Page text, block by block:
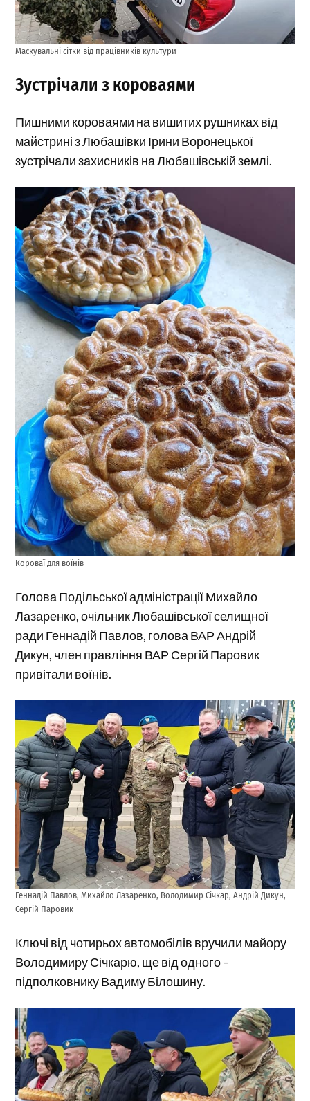
Маскувальні сітки від працівників культури
Зустрічали з короваями
Пишними короваями на вишитих рушниках від
майстрині з Любашівки Ірини Воронецької
зустрічали захисників на Любашівській землі.
Короваї для воїнів
Голова Подільської адміністрації Михайло
Лазаренко, очільник Любашівської селищної
ради Геннадій Павлов, голова ВАР Андрій
Дикун, член правління ВАР Сергій Паровик
привітали воїнів.
Геннадій Павлов, Михайло Лазаренко, Володимир Січкар, Андрій Дикун,
Сергій Паровик
Ключі від чотирьох автомобілів вручили майору
Володимиру Січкарю, ще від одного –
підполковнику Вадиму Білошину.